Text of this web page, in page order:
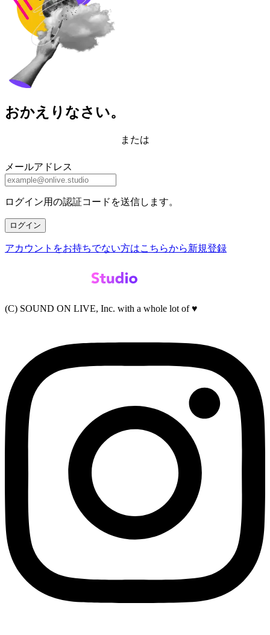
おかえりなさい。
または
メールアドレス
ログイン用の認証コードを送信します。
ログイン
アカウントをお持ちでない方はこちらから新規登録
(C) SOUND ON LIVE, Inc. with a whole lot of ♥